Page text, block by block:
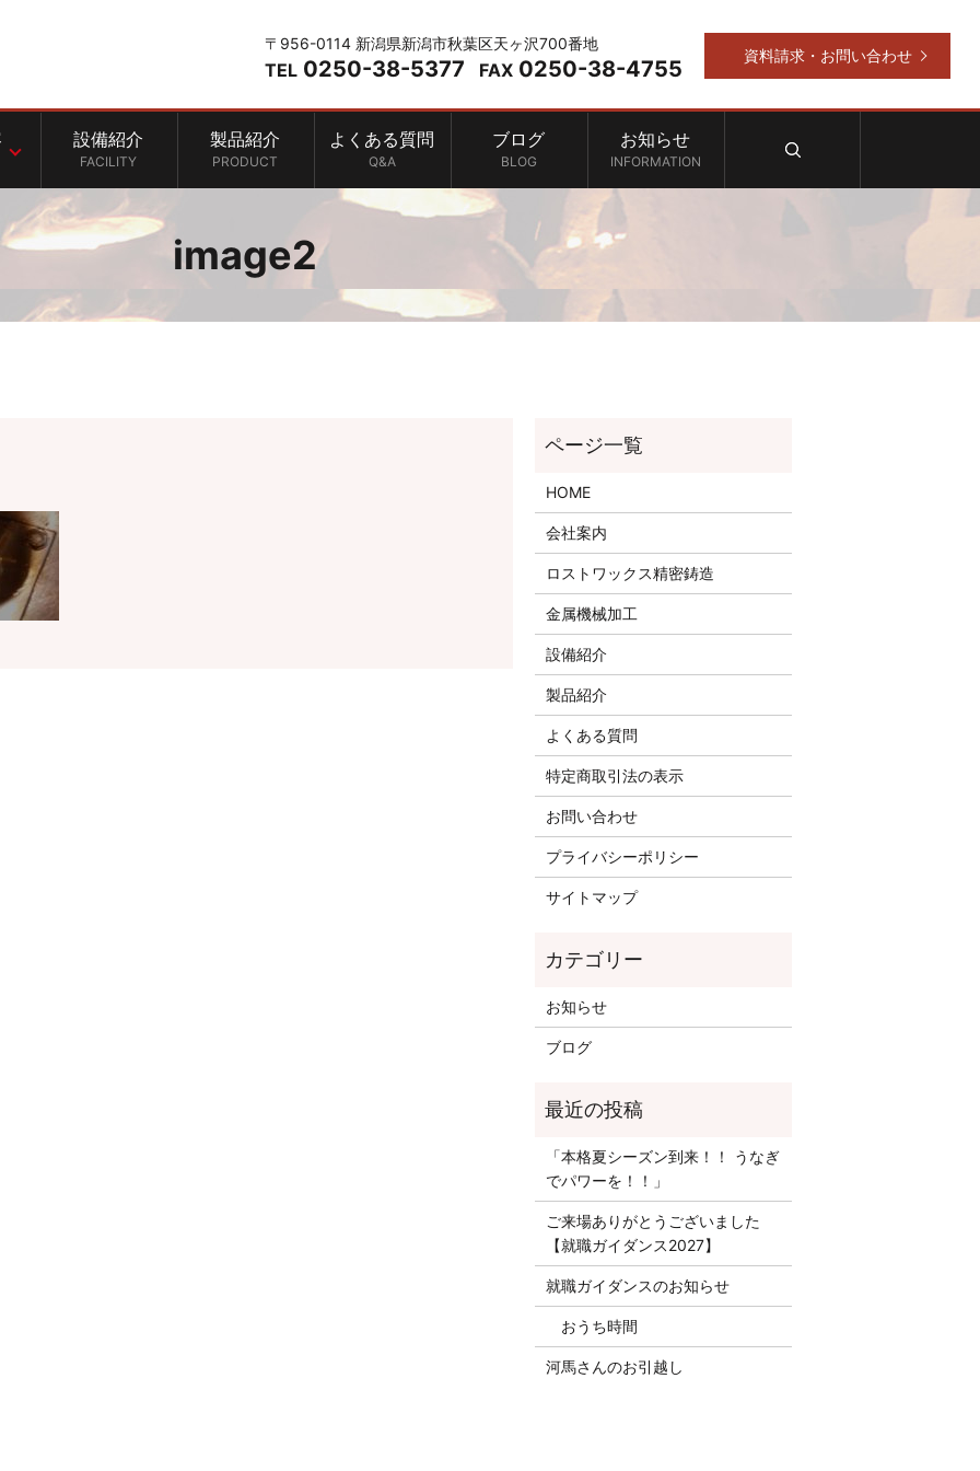
設備紹介
FACILITY
製品紹介
PRODUCT
よくある質問
Q&A
ブログ
BLOG
お知らせ
INFORMATION
〒956-0114 新潟県新潟市秋葉区天ヶ沢700番地
TEL 0250-38-5377 FAX 0250-38-4755
資料請求・お問い合わせ
image2
HOME
会社案内
ロストワックス精密鋳造
金属機械加工
設備紹介
製品紹介
よくある質問
特定商取引法の表示
お問い合わせ
プライバシーポリシー
サイトマップ
お知らせ
ブログ
「本格夏シーズン到来！！ うなぎ
でパワーを！！」
ご来場ありがとうございました
【就職ガイダンス2027】
就職ガイダンスのお知らせ
おうち時間
河馬さんのお引越し